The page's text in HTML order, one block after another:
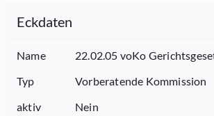
Eckdaten
Name
22.02.05 voKo
Typ
Vorberatende Kommission
aktiv
Nein